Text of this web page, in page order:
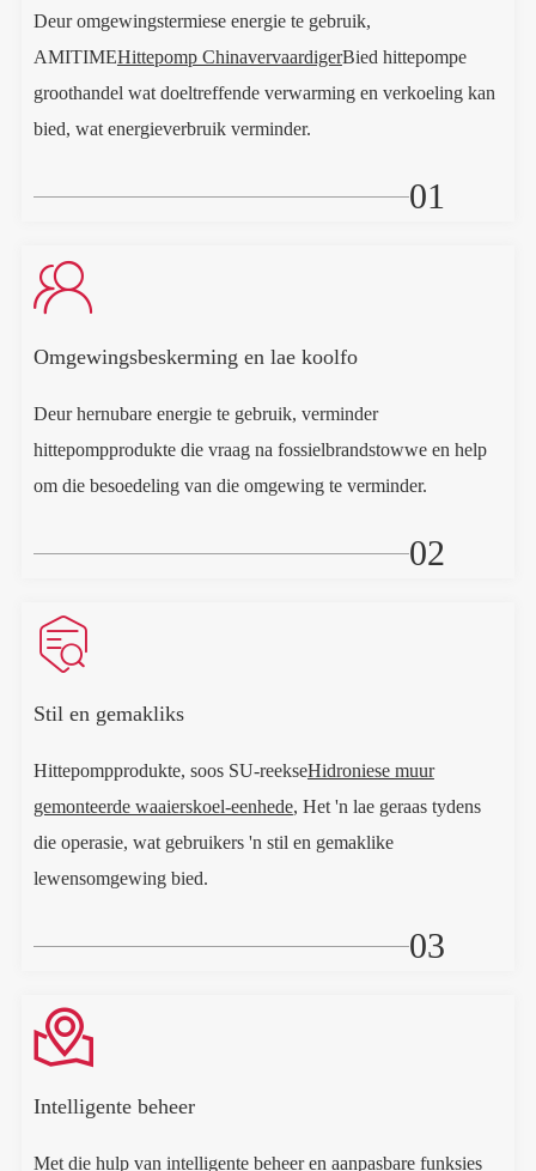
Deur omgewingstermiese energie te gebruik,
AMITIMEHittepomp ChinavervaardigerBied hittepompe
groothandel wat doeltreffende verwarming en verkoeling kan
bied, wat energieverbruik verminder.
01

Omgewingsbeskerming en lae koolfo
Deur hernubare energie te gebruik, verminder
hittepompprodukte die vraag na fossielbrandstowwe en help
om die besoedeling van die omgewing te verminder.
02

Stil en gemakliks
Hittepompprodukte, soos SU-reekseHidroniese muur
gemonteerde waaierskoel-eenhede, Het 'n lae geraas tydens
die operasie, wat gebruikers 'n stil en gemaklike
lewensomgewing bied.
03

Intelligente beheer
Met die hulp van intelligente beheer en aanpasbare funksies